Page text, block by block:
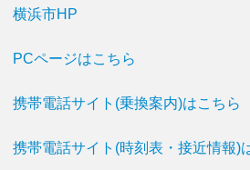
横浜市HP
PCページはこちら
携帯電話サイト(乗換案内)はこちら
携帯電話サイト(時刻表・接近情報)